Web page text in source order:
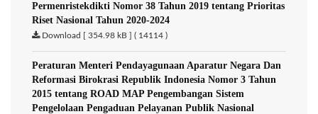
Permenristekdikti Nomor 38 Tahun 2019 tentang Prioritas
Riset Nasional Tahun 2020-2024
Download [ 354.98 kB ] ( 14114 )
Peraturan Menteri Pendayagunaan Aparatur Negara Dan
Reformasi Birokrasi Republik Indonesia Nomor 3 Tahun
2015 tentang ROAD MAP Pengembangan Sistem
Pengelolaan Pengaduan Pelayanan Publik Nasional